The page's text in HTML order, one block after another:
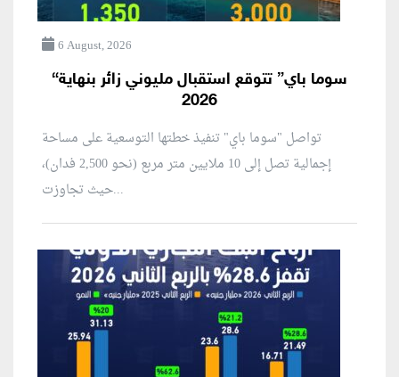
6 August, 2026
“سوما باي” تتوقع استقبال مليوني زائر بنهاية
2026
تواصل "سوما باي" تنفيذ خطتها التوسعية على مساحة
إجمالية تصل إلى 10 ملايين متر مربع (نحو 2,500 فدان)،
حيث تجاوزت...